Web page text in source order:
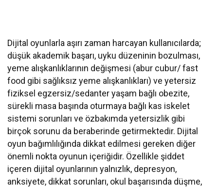
Dijital oyunlarla aşırı zaman harcayan kullanıcılarda;
düşük akademik başarı, uyku düzeninin bozulması,
yeme alışkanlıklarının değişmesi (abur cubur/ fast
food gibi sağlıksız yeme alışkanlıkları) ve yetersiz
fiziksel egzersiz/sedanter yaşam bağlı obezite,
sürekli masa başında oturmaya bağlı kas iskelet
sistemi sorunları ve özbakımda yetersizlik gibi
birçok sorunu da beraberinde getirmektedir. Dijital
oyun bağımlılığında dikkat edilmesi gereken diğer
önemli nokta oyunun içeriğidir. Özellikle şiddet
içeren dijital oyunlarının yalnızlık, depresyon,
anksiyete, dikkat sorunları, okul başarısında düşme,